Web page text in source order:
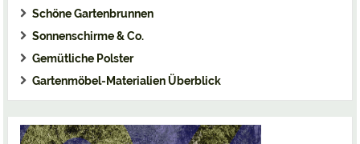
Schöne Gartenbrunnen
Sonnenschirme & Co.
Gemütliche Polster
Gartenmöbel-Materialien Überblick